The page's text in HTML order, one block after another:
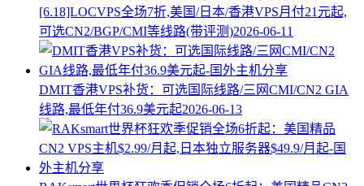
[6.18]LOCVPS全场7折,美国/日本/香港VPS月付21元起,
可选CN2/BGP/CMI等线路(带评测)2026-06-11
DMIT香港VPS补货：可选国际线路/三网CMI/CN2 GIA
线路,最低年付36.9美元起2026-06-13